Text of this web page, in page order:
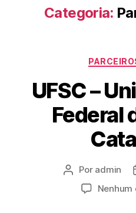
Categoria:
UFSC –
Federal
Por admin